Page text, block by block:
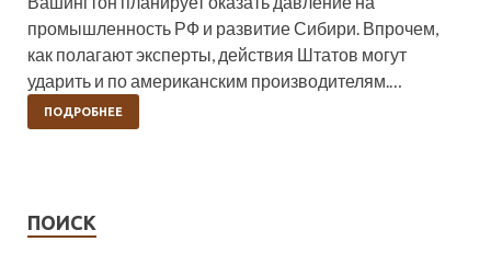
промышленность РФ и развитие Сибири. Впрочем,
как полагают эксперты, действия Штатов могут
ударить и по американским производителям.…
ПОДРОБНЕЕ
ПОИСК